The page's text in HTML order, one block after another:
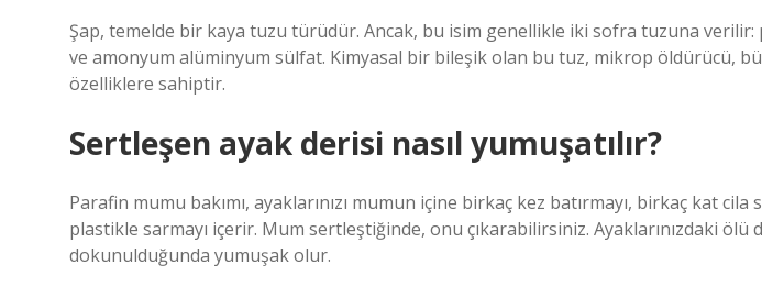
Şap, temelde bir kaya tuzu türüdür. Ancak, bu isim genellikle iki sofra tuzuna
ve amonyum alüminyum sülfat. Kimyasal bir bileşik olan bu tuz, mikrop öldürücü,
özelliklere sahiptir.
Sertleşen ayak derisi nasıl yumuşatılır?
Parafin mumu bakımı, ayaklarınızı mumun içine birkaç kez batırmayı, birkaç kat cila
plastikle sarmayı içerir. Mum sertleştiğinde, onu çıkarabilirsiniz. Ayaklarınızdaki ölü
dokunulduğunda yumuşak olur.